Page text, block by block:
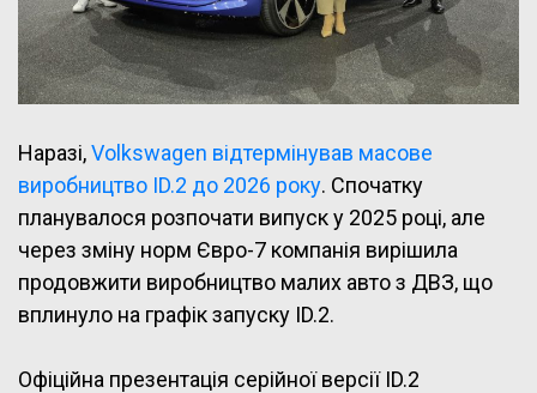
Наразі,Volkswagen відтермінував масове
виробництво ID.2 до 2026 року. Спочатку
планувалося розпочати випуск у 2025 році, але
через зміну норм Євро-7 компанія вирішила
продовжити виробництво малих авто з ДВЗ, що
вплинуло на графік запуску ID.2.
Офіційна презентація серійної версії ID.2